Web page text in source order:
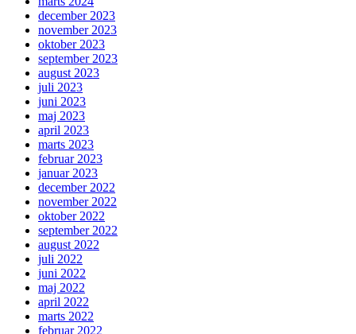
december 2023
november 2023
oktober 2023
september 2023
august 2023
juli 2023
juni 2023
maj 2023
april 2023
marts 2023
februar 2023
januar 2023
december 2022
november 2022
oktober 2022
september 2022
august 2022
juli 2022
juni 2022
maj 2022
april 2022
marts 2022
februar 2022